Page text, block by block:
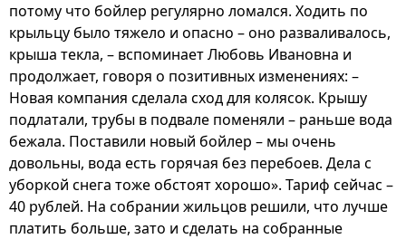
потому что бойлер регулярно ломался. Ходить по
крыльцу было тяжело и опасно – оно разваливалось,
крыша текла, – вспоминает Любовь Ивановна и
продолжает, говоря о позитивных изменениях: –
Новая компания сделала сход для колясок. Крышу
подлатали, трубы в подвале поменяли – раньше вода
бежала. Поставили новый бойлер – мы очень
довольны, вода есть горячая без перебоев. Дела с
уборкой снега тоже обстоят хорошо». Тариф сейчас –
40 рублей. На собрании жильцов решили, что лучше
платить больше, зато и сделать на собранные